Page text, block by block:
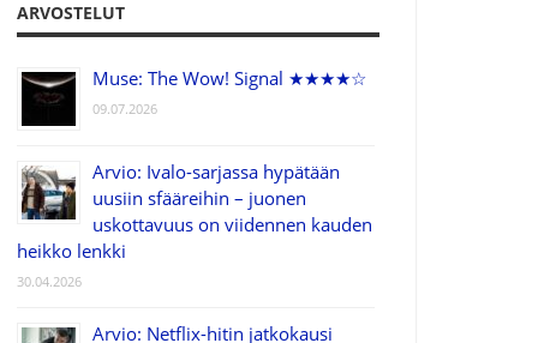
ARVOSTELUT
Muse: The Wow! Signal ★★★★☆
09.07.2026
Arvio: Ivalo-sarjassa hypätään
uusiin sfääreihin – juonen
uskottavuus on viidennen kauden
heikko lenkki
30.04.2026
Arvio: Netflix-hitin jatkokausi